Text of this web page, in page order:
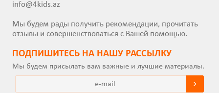
info@4kids.az
Мы будем рады получить рекомендации, прочитать
отзывы и совершенствоваться с Вашей помощью.
ПОДПИШИТEСЬ НА НАШУ РАССЫЛКУ
Мы будем присылать вам важные и лучшие материалы.